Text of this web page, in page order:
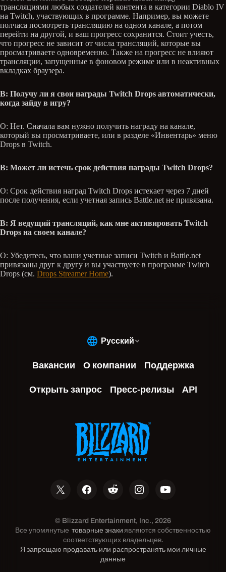
трансляциями любых создателей контента в категории Diablo IV
на Twitch, участвующих в программе. Например, вы можете
полчаса посмотреть трансляцию на одном канале, а потом
перейти на другой, и ваш прогресс сохранится. Стоит учесть,
что прогресс не зависит от числа трансляций, которые вы
просматриваете одновременно. Также на прогресс не влияют
трансляции, запущенные в фоновом режиме или в неактивных
вкладках браузера.
В: Получу ли я свои награды Twitch Drops автоматически,
когда зайду в игру?
О: Нет. Сначала вам нужно получить награду на канале,
который вы просматриваете, или в разделе «Инвентарь» меню
Drops в Twitch.
В: Может ли истечь срок действия награды Twitch Drops?
О: Срок действия наград Twitch Drops истекает через 7 дней
после получения, если учетная запись Battle.net не привязана.
В: Я ведущий трансляций, как мне активировать Twitch
Drops на своем канале?
О: Убедитесь, что ваши учетные записи Twitch и Battle.net
привязаны друг к другу и вы участвуете в программе Twitch
Drops (см. Drops Streamer Home).